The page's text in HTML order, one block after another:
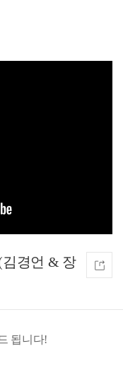
김경언 & 장
됩니다!